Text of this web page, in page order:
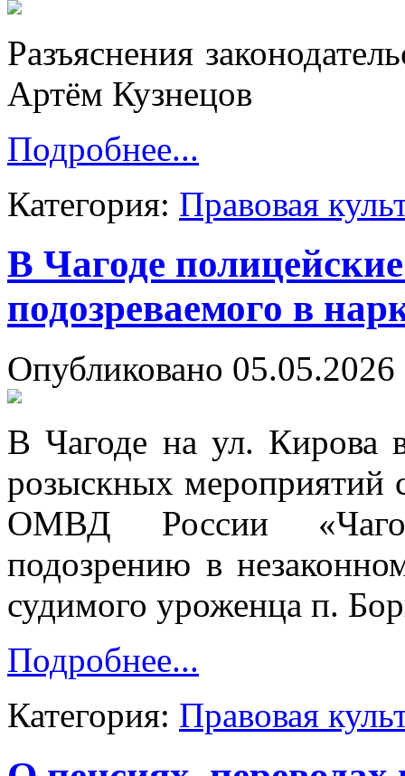
Разъяснения
Артём Кузнецов
Подробнее...
Категория: Правовая
В Чагоде
подозреваемого в
Опубликовано
В Чагоде на ул. Кирова
розыскных мероприятий
ОМВД России
подозрению в
судимого уроженца п.
Подробнее...
Категория: Правовая